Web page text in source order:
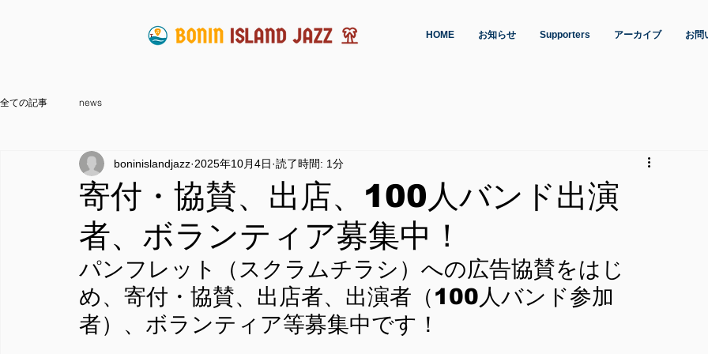
HOME お知らせ Supporters アーカイブ お問
全ての記事 news
寄付・協賛、出店、100人バンド出演
者、ボランティア募集中！
boninislandjazz 2025年10月4日 読了時間: 1分
パンフレット（スクラムチラシ）への広告協賛をはじ
め、寄付・協賛、出店者、出演者（100人バンド参加
者）、ボランティア等募集中です！